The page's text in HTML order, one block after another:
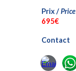
Prix /Price
695€
Contact